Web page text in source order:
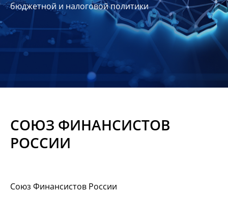
Планы
отчеты
Контакты
Материалы
бюджетной и налоговой политики
СОЮЗ ФИНАНСИСТОВ
РОССИИ
Союз Финансистов России